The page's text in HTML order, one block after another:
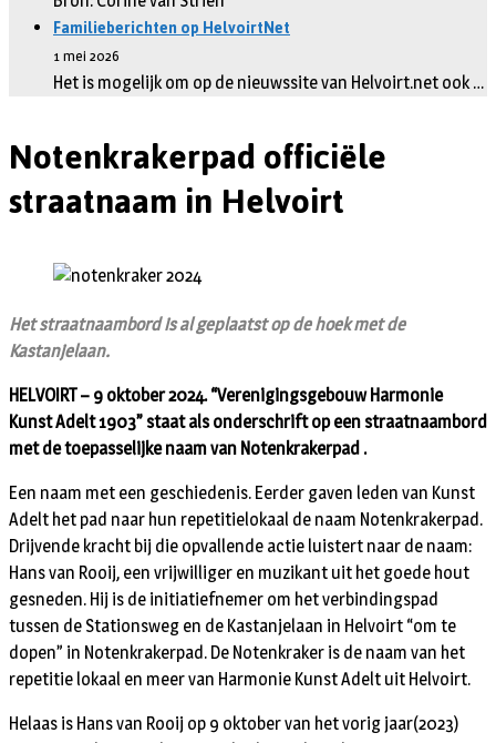
Familieberichten op HelvoirtNet
1 mei 2026
Het is mogelijk om op de nieuwssite van Helvoirt.net ook …
Notenkrakerpad officiële
straatnaam in Helvoirt
Het straatnaambord is al geplaatst op de hoek met de
Kastanjelaan.
HELVOIRT – 9 oktober 2024. “Verenigingsgebouw Harmonie
Kunst Adelt 1903” staat als onderschrift op een straatnaambord
met de toepasselijke naam van Notenkrakerpad .
Een naam met een geschiedenis. Eerder gaven leden van Kunst
Adelt het pad naar hun repetitielokaal de naam Notenkrakerpad.
Drijvende kracht bij die opvallende actie luistert naar de naam:
Hans van Rooij, een vrijwilliger en muzikant uit het goede hout
gesneden. Hij is de initiatiefnemer om het verbindingspad
tussen de Stationsweg en de Kastanjelaan in Helvoirt “om te
dopen” in Notenkrakerpad. De Notenkraker is de naam van het
repetitie lokaal en meer van Harmonie Kunst Adelt uit Helvoirt.
Helaas is Hans van Rooij op 9 oktober van het vorig jaar(2023)